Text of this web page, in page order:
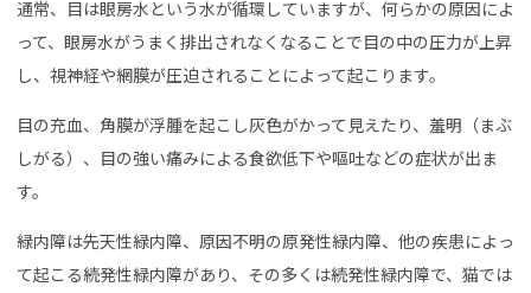
通常、目は眼房水という水が循環していますが、何らかの原因によ
って、眼房水がうまく排出されなくなることで目の中の圧力が上昇
し、視神経や網膜が圧迫されることによって起こります。
目の充血、角膜が浮腫を起こし灰色がかって見えたり、羞明（まぶ
しがる）、目の強い痛みによる食欲低下や嘔吐などの症状が出ま
す。
緑内障は先天性緑内障、原因不明の原発性緑内障、他の疾患によっ
て起こる続発性緑内障があり、その多くは続発性緑内障で、猫では